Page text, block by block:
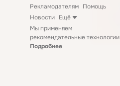
Рекламодателям Помощь
Новости Ещё
Мы применяем
рекомендательные технологии
Подробнее